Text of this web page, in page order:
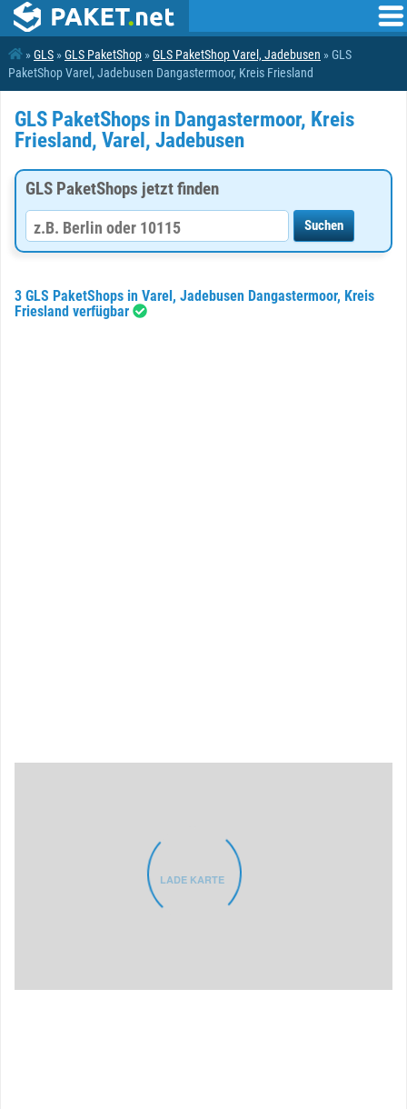
»GLS »GLS PaketShop »GLS PaketShop Varel, Jadebusen » GLS
PaketShop Varel, Jadebusen Dangastermoor, Kreis Friesland
GLS PaketShops in Dangastermoor, Kreis
Friesland, Varel, Jadebusen
GLS PaketShops jetzt finden
3 GLS PaketShops in Varel, Jadebusen Dangastermoor, Kreis
Friesland verfügbar
LADE KARTE